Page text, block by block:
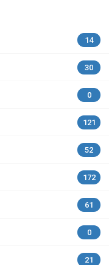
14
30
0
121
52
172
61
0
21